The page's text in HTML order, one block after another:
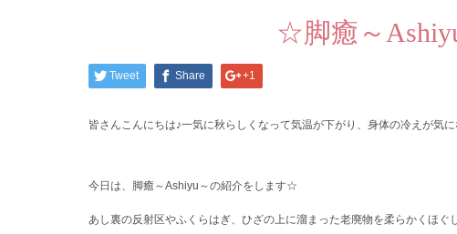
☆脚癒～
Tweet Share +1
皆さんこんにちは♪一気に秋らしくなって気温が下がり、身体の冷えが気に
今日は、脚癒～Ashiyu～の紹介をします☆
あし裏の反射区やふくらはぎ、ひざの上に溜まった老廃物を柔らかくほ